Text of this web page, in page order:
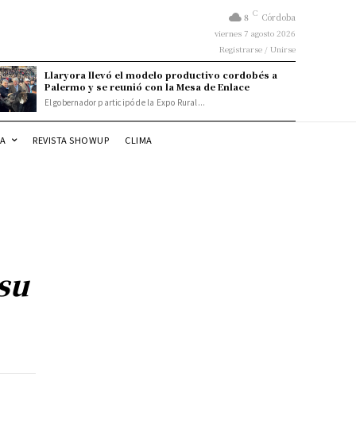
8 C Córdoba
viernes 7 agosto 2026
Registrarse / Unirse
Llaryora llevó el modelo productivo cordobés a
Palermo y se reunió con la Mesa de Enlace
El gobernador participó de la Expo Rural...
REVISTA SHOWUP CLIMA